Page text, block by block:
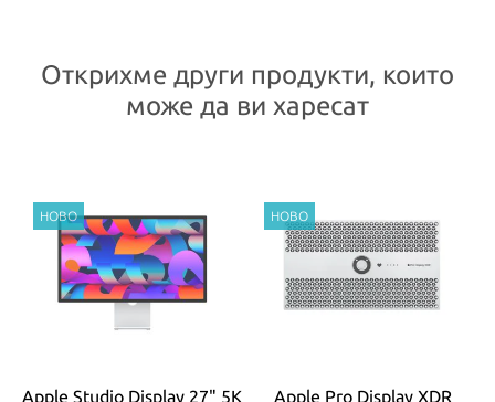
Открихме други продукти, които
може да ви харесат
Apple Studio Display 27" 5K
Apple Pro Display XDR